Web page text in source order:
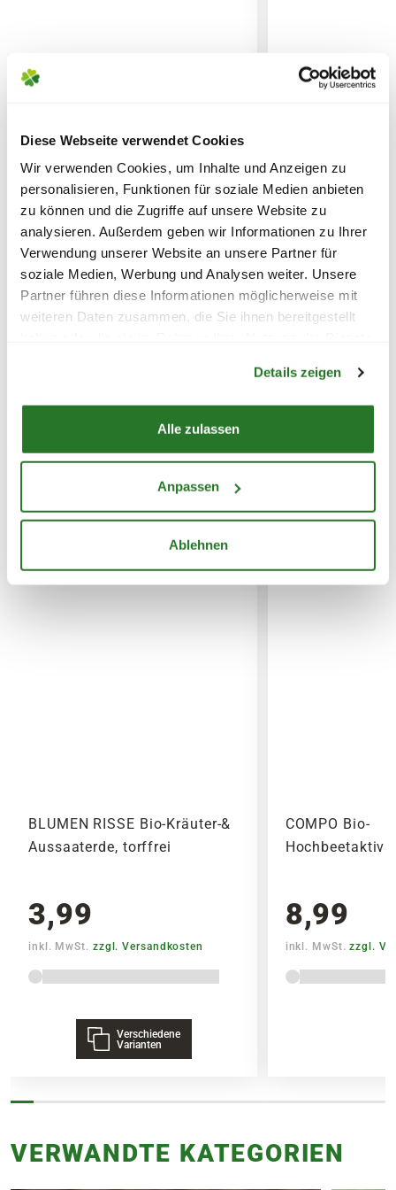
Diese Webseite verwendet Cookies
Wir verwenden Cookies, um Inhalte und Anzeigen zu
personalisieren, Funktionen für soziale Medien anbieten
zu können und die Zugriffe auf unsere Website zu
analysieren. Außerdem geben wir Informationen zu Ihrer
Verwendung unserer Website an unsere Partner für
soziale Medien, Werbung und Analysen weiter. Unsere
Partner führen diese Informationen möglicherweise mit
weiteren Daten zusammen, die Sie ihnen bereitgestellt
Details zeigen
Alle zulassen
Anpassen
Ablehnen
6,95€
für Standardpakete (z.B.Dünger oder
SPERRGUTVERSAND
14,95€
SPEDITIONSVERSAND
29,95€
Bio-Jungpflanze Cherry
Tomate 'Trixi', 12 cm Topf
4,99
inkl. MwSt.zzgl. Versandkosten
Fleischtomate
Krimm', 7 cm
4,99
inkl. MwSt.zzgl.
WEITERE PRODUKTE
BLUMEN RISSE Bio-Kräuter-&
Aussaaterde, torffrei
3,99
inkl. MwSt. zzgl. Versandkosten
Verschiedene
Varianten
COMPO Bio-
8,99
inkl. MwSt.zzgl.
VERWANDTE KATEGORIEN